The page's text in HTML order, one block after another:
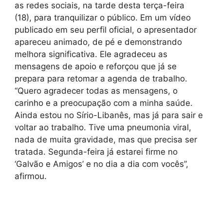
as redes sociais, na tarde desta terça-feira
(18), para tranquilizar o público. Em um vídeo
publicado em seu perfil oficial, o apresentador
apareceu animado, de pé e demonstrando
melhora significativa. Ele agradeceu as
mensagens de apoio e reforçou que já se
prepara para retomar a agenda de trabalho.
“Quero agradecer todas as mensagens, o
carinho e a preocupação com a minha saúde.
Ainda estou no Sírio-Libanês, mas já para sair e
voltar ao trabalho. Tive uma pneumonia viral,
nada de muita gravidade, mas que precisa ser
tratada. Segunda-feira já estarei firme no
‘Galvão e Amigos’ e no dia a dia com vocês”,
afirmou.